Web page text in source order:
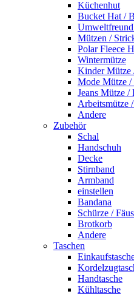
Küchenhut
Bucket Hat /
Mützen /
Polar Fleece
Wintermütze
Kinder Mütze
Mode Mütze /
Jeans Mütze /
Arbeitsmütze
Andere
Zubehör
Schal
Handschuh
Decke
Stirnband
Armband
einstellen
Bandana
Schürze /
Brotkorb
Andere
Taschen
Handtasche
Kühltasche